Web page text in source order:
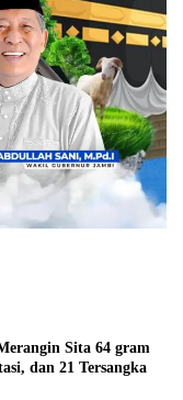
Sita 64 gram
dan 21 Tersangka